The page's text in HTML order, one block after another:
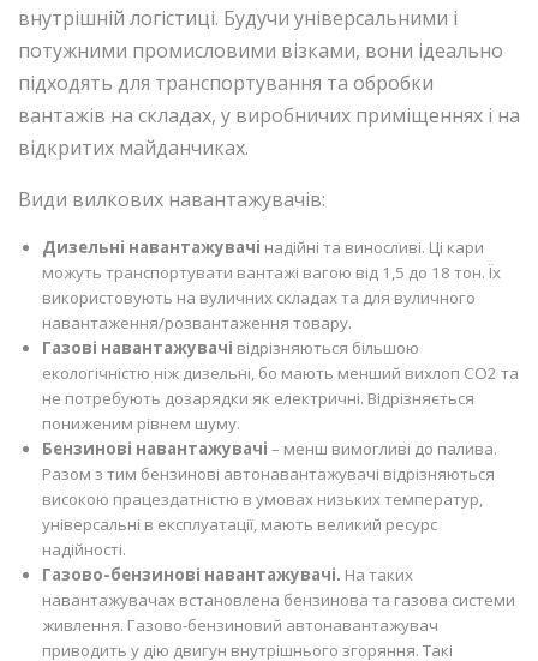
внутрішній логістиці. Будучи універсальними і
потужними промисловими візками, вони ідеально
підходять для транспортування та обробки
вантажів на складах, у виробничих приміщеннях і на
відкритих майданчиках.
Види вилкових навантажувачів:
Дизельні навантажувачі надійні та виносливі. Ці кари
можуть транспортувати вантажі вагою від 1,5 до 18 тон. Їх
використовують на вуличних складах та для вуличного
навантаження/розвантаження товару.
Газові навантажувачі відрізняються більшою
екологічністю ніж дизельні, бо мають менший вихлоп CO2 та
не потребують дозарядки як електричні. Відрізняється
пониженим рівнем шуму.
Бензинові навантажувачі – менш вимогливі до палива.
Разом з тим бензинові автонавантажувачі відрізняються
високою працездатністю в умовах низьких температур,
універсальні в експлуатації, мають великий ресурс
надійності.
Газово-бензинові навантажувачі. На таких
навантажувачах встановлена бензинова та газова системи
живлення. Газово-бензиновий автонавантажувач
приводить у дію двигун внутрішнього згоряння. Такі